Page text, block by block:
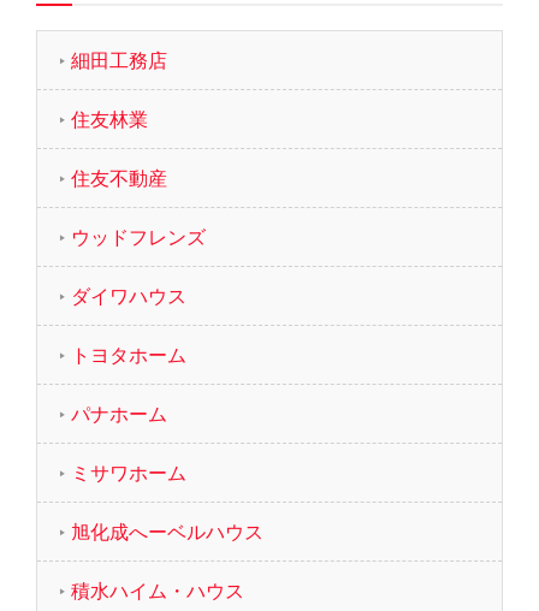
細田工務店
住友林業
住友不動産
ウッドフレンズ
ダイワハウス
トヨタホーム
パナホーム
ミサワホーム
旭化成へーベルハウス
積水ハイム・ハウス